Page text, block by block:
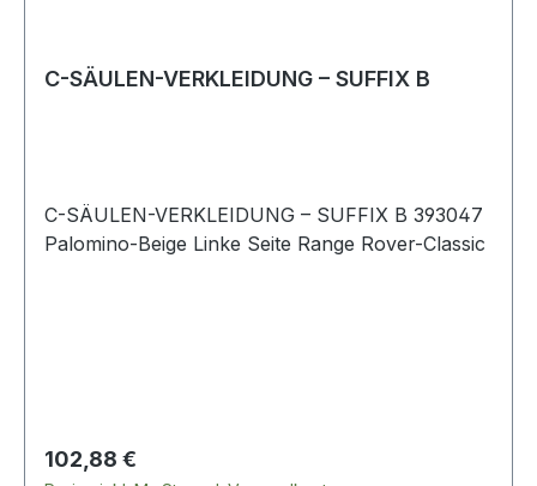
C-SÄULEN-VERKLEIDUNG – SUFFIX B
C-SÄULEN-VERKLEIDUNG – SUFFIX B 393047
Palomino-Beige Linke Seite Range Rover-Classic
Regulärer Preis:
102,88 €